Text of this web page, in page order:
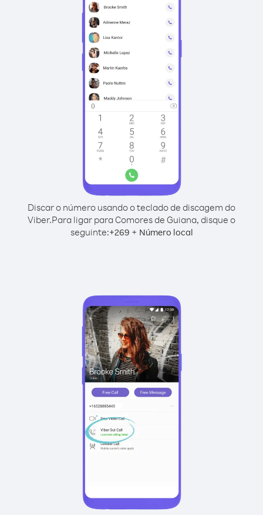
Discar o número usando o teclado de discagem do
Viber.Para ligar para Comores de Guiana, disque o
seguinte:+269 + Número local